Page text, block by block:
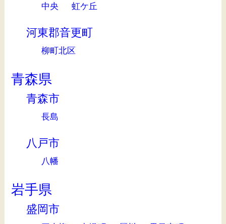
中央 虹ケ丘
河東郡音更町
柳町北区
青森県
青森市
長島
八戸市
八幡
岩手県
盛岡市